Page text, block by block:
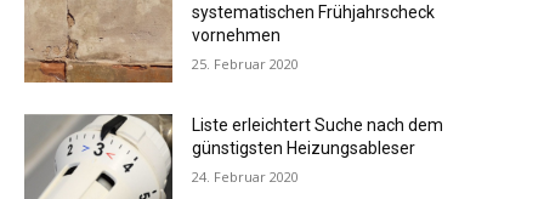
systematischen Frühjahrscheck
vornehmen
25. Februar 2020
Liste erleichtert Suche nach dem
günstigsten Heizungsableser
24. Februar 2020